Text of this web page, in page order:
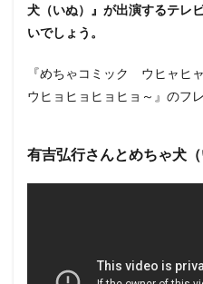
犬（いぬ）』が出演するテレ
いでしょう。
『めちゃコミック ウヒャヒ
ウヒョヒョヒョヒョ～』のフ
有吉弘行さんとめちゃ犬